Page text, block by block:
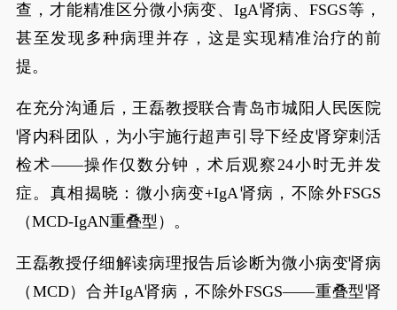
查，才能精准区分微小病变、IgA肾病、FSGS等，
甚至发现多种病理并存，这是实现精准治疗的前
提。
在充分沟通后，王磊教授联合青岛市城阳人民医院
肾内科团队，为小宇施行超声引导下经皮肾穿刺活
检术——操作仅数分钟，术后观察24小时无并发
症。真相揭晓：微小病变+IgA肾病，不除外FSGS
（MCD-IgAN重叠型）。
王磊教授仔细解读病理报告后诊断为微小病变肾病
（MCD）合并IgA肾病，不除外FSGS——重叠型肾